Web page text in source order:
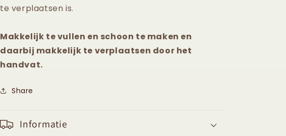
te verplaatsen is.
Makkelijk te vullen en schoon te maken en
daarbij makkelijk te verplaatsen door het
handvat.
Share
Informatie